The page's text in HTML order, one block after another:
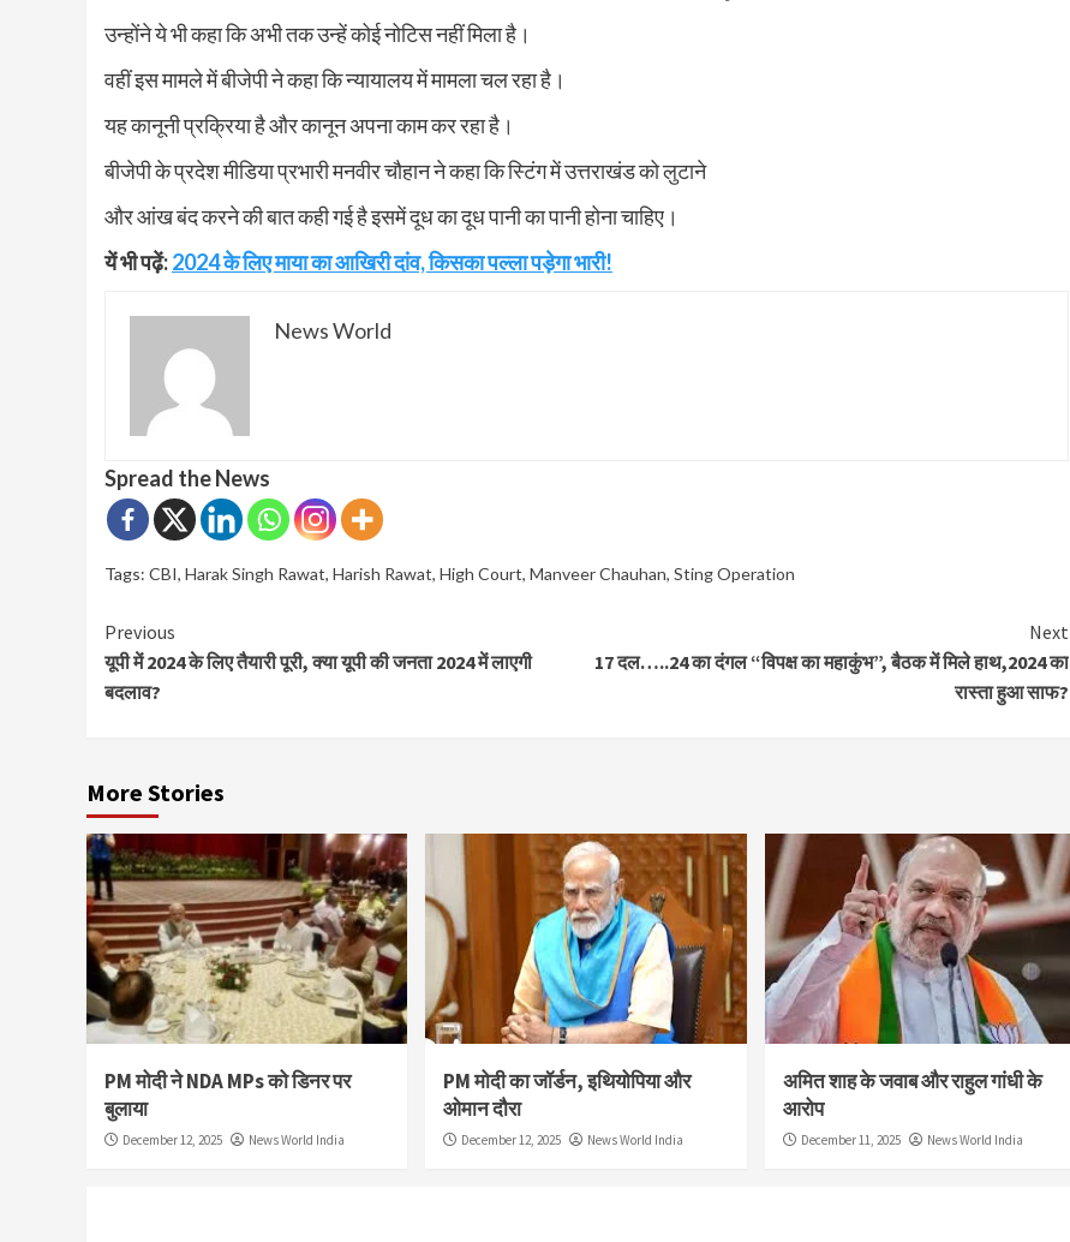
उन्होंने ये भी कहा कि अभी तक उन्हें कोई नोटिस नहीं मिला है।
वहीं इस मामले में बीजेपी ने कहा कि न्यायालय में मामला चल रहा है।
यह कानूनी प्रक्रिया है और कानून अपना काम कर रहा है।
बीजेपी के प्रदेश मीडिया प्रभारी मनवीर चौहान ने कहा कि स्टिंग में उत्तराखंड को लुटाने
और आंख बंद करने की बात कही गई है इसमें दूध का दूध पानी का पानी होना चाहिए।
यें भी पढ़ें:2024 के लिए माया का आखिरी दांव, किसका पल्ला पड़ेगा भारी!
News World
Spread the News
Tags: CBI, Harak Singh Rawat, Harish Rawat, High Court, Manveer Chauhan, Sting Operation
Continue
Reading
Previous
यूपी में 2024 के लिए तैयारी पूरी, क्या यूपी की जनता 2024 में लाएगी
बदलाव?
Next
17 दल…..24 का दंगल “विपक्ष का महाकुंभ”, बैठक में मिले हाथ,2024 का
रास्ता हुआ साफ?
More Stories
PM मोदी ने NDA MPs को डिनर पर
बुलाया
December 12, 2025 News World India
PM मोदी का जॉर्डन, इथियोपिया और
ओमान दौरा
December 12, 2025 News World India
अमित शाह के जवाब और राहुल गांधी के
आरोप
December 11, 2025 News World India